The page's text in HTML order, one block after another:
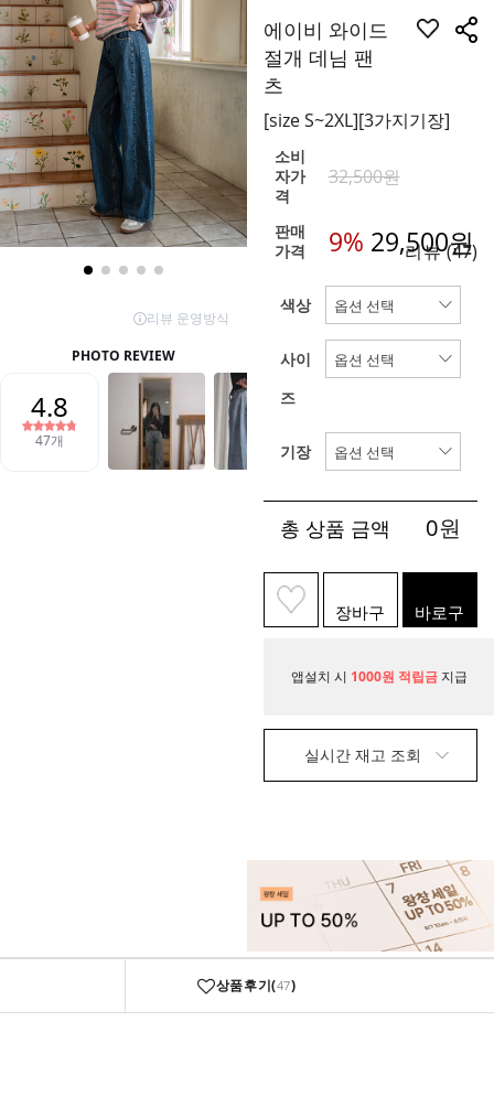
에이비 와이드
절개 데님 팬
츠
[size S~2XL][3가지기장]
소비
자가
격
32,500원
판매
가격
9% 29,500원
리뷰(47)
색상
사이
즈
기장
총 상품 금액 0원
장바구
니
바로구
매
앱설치 시 1000원 적립금 지급
실시간 재고 조회
상품후기(47)